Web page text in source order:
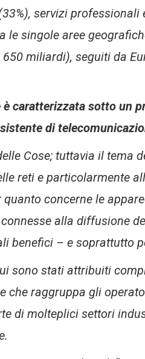
servizi professionali
le singole aree
miliardi), seguiti da
è caratterizzata sotto
di
Cose; tuttavia il tema
reti e particolarmente
concerne le
alla diffusione
benefici – e soprattutto
sono stati attribuiti
che raggruppa gli
di molteplici settori